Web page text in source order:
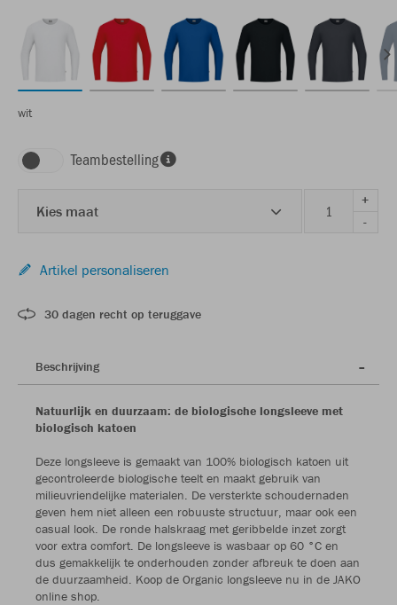
wit
Teambestelling
Kies maat
+
-
Artikel personaliseren
30 dagen recht op teruggave
Beschrijving
Natuurlijk en duurzaam: de biologische longsleeve met
biologisch katoen
Deze longsleeve is gemaakt van 100% biologisch katoen uit
gecontroleerde biologische teelt en maakt gebruik van
milieuvriendelijke materialen. De versterkte schoudernaden
geven hem niet alleen een robuuste structuur, maar ook een
casual look. De ronde halskraag met geribbelde inzet zorgt
voor extra comfort. De longsleeve is wasbaar op 60 °C en
dus gemakkelijk te onderhouden zonder afbreuk te doen aan
de duurzaamheid. Koop de Organic longsleeve nu in de JAKO
online shop.